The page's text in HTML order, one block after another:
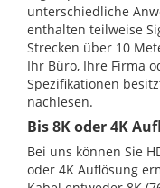
unterschiedliche
enthalten teilweise
Strecken über 10
Ihr Büro, Ihre Firma
Spezifikationen
nachlesen.
Bis 8K oder 4K
Bei uns können Sie
oder 4K Auflösung